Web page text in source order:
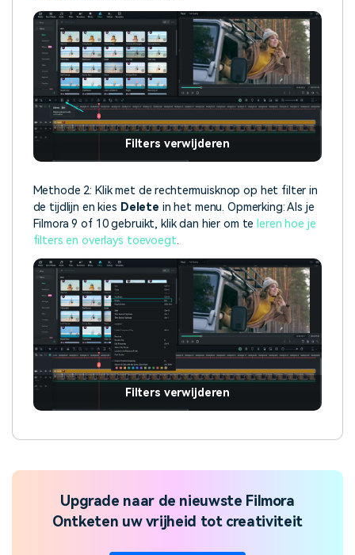
Filters verwijderen
Methode 2: Klik met de rechtermuisknop op het filter in
de tijdlijn en kies Delete in het menu. Opmerking: Als je
Filmora 9 of 10 gebruikt, klik dan hier om te leren hoe je
filters en overlays toevoegt.
Filters verwijderen
Upgrade naar de nieuwste Filmora
Ontketen uw vrijheid tot creativiteit